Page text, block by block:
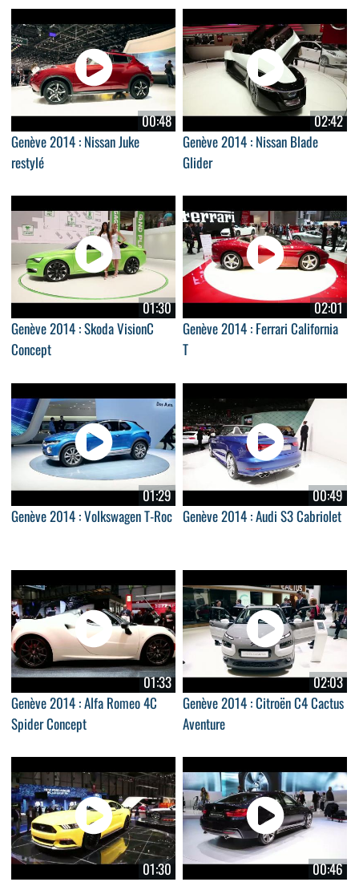
00:48
Genève 2014 : Nissan Juke
restylé
02:42
Genève 2014 : Nissan Blade
Glider
01:30
Genève 2014 : Skoda VisionC
Concept
02:01
Genève 2014 : Ferrari California
T
01:29
Genève 2014 : Volkswagen T-Roc
00:49
Genève 2014 : Audi S3 Cabriolet
01:33
Genève 2014 : Alfa Romeo 4C
Spider Concept
02:03
Genève 2014 : Citroën C4 Cactus
Aventure
01:30
00:46